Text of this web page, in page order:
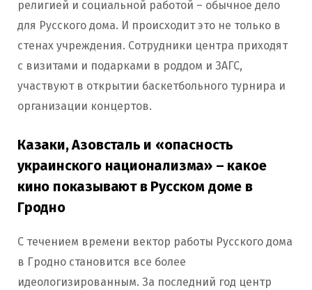
религией и социальной работой – обычное дело
для Русского дома. И происходит это не только в
стенах учреждения. Сотрудники центра приходят
с визитами и подарками в роддом и ЗАГС,
участвуют в открытии баскетбольного турнира и
организации концертов.
Казаки, Азовсталь и «опасность
украинского национализма» – какое
кино показывают в Русском доме в
Гродно
С течением времени вектор работы Русского дома
в Гродно становится все более
идеологизированным. За последний год центр